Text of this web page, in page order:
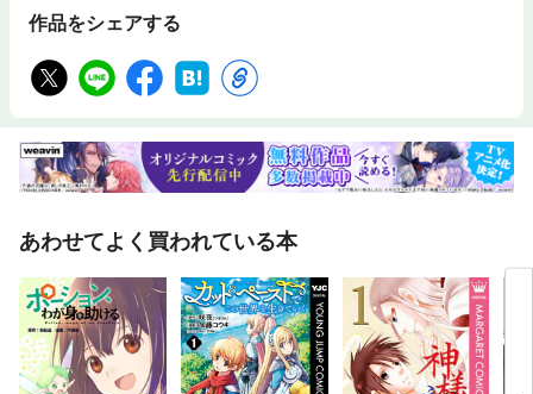
作品をシェアする
あわせてよく買われている本